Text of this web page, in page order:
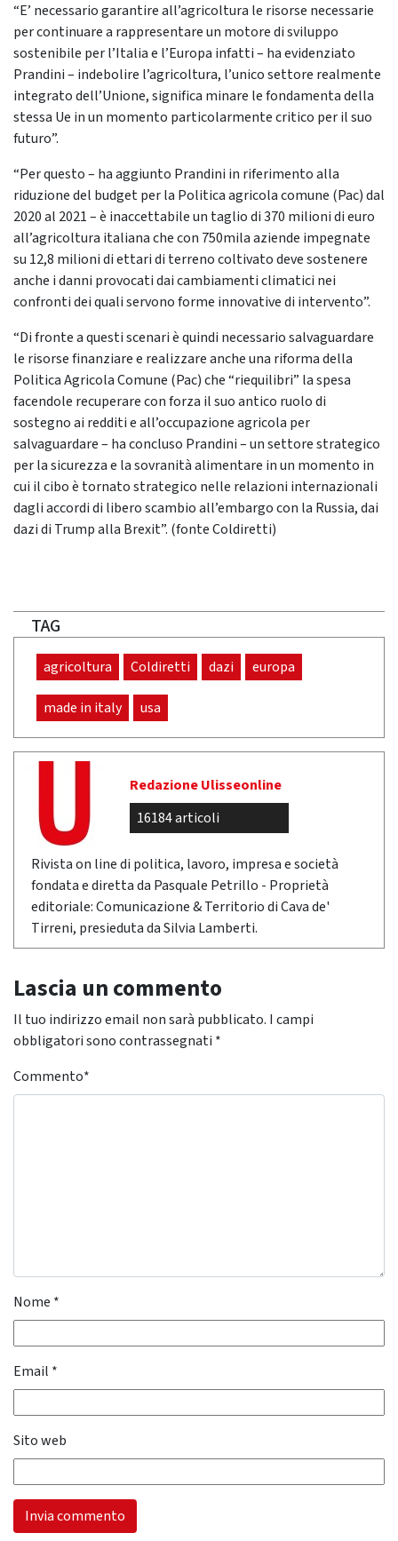
“E’ necessario garantire all’agricoltura le risorse necessarie
per continuare a rappresentare un motore di sviluppo
sostenibile per l’Italia e l’Europa infatti – ha evidenziato
Prandini – indebolire l’agricoltura, l’unico settore realmente
integrato dell’Unione, significa minare le fondamenta della
stessa Ue in un momento particolarmente critico per il suo
futuro”.
“Per questo – ha aggiunto Prandini in riferimento alla
riduzione del budget per la Politica agricola comune (Pac) dal
2020 al 2021 – è inaccettabile un taglio di 370 milioni di euro
all’agricoltura italiana che con 750mila aziende impegnate
su 12,8 milioni di ettari di terreno coltivato deve sostenere
anche i danni provocati dai cambiamenti climatici nei
confronti dei quali servono forme innovative di intervento”.
“Di fronte a questi scenari è quindi necessario salvaguardare
le risorse finanziare e realizzare anche una riforma della
Politica Agricola Comune (Pac) che “riequilibri” la spesa
facendole recuperare con forza il suo antico ruolo di
sostegno ai redditi e all’occupazione agricola per
salvaguardare – ha concluso Prandini – un settore strategico
per la sicurezza e la sovranità alimentare in un momento in
cui il cibo è tornato strategico nelle relazioni internazionali
dagli accordi di libero scambio all’embargo con la Russia, dai
dazi di Trump alla Brexit”. (fonte Coldiretti)
TAG
agricoltura Coldiretti dazi europa
made in italy usa
Redazione Ulisseonline
16184 articoli
Rivista on line di politica, lavoro, impresa e società
fondata e diretta da Pasquale Petrillo - Proprietà
editoriale: Comunicazione & Territorio di Cava de'
Tirreni, presieduta da Silvia Lamberti.
Lascia un commento
Il tuo indirizzo email non sarà pubblicato. I campi
obbligatori sono contrassegnati *
Commento*
Nome *
Email *
Sito web